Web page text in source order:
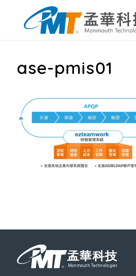
ase-pmis01